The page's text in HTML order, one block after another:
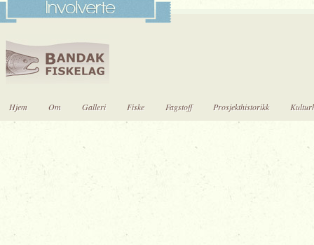
Hjem Om Galleri Fiske Fagstoff Prosjekthistorikk